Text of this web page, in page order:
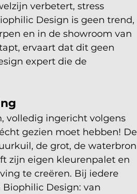
verbetert, stress
Design is geen trend,
en in de showroom van
ervaart dat dit geen
expert die de
volledig ingericht volgens
gezien moet hebben! De
de grot, de waterbron
zijn eigen kleurenpalet en
te creëren. Bij iedere
Design: van